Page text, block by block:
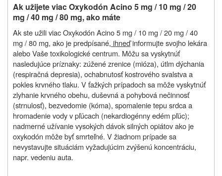
Ak užijete viac Oxykodón Acino 5 mg / 10 mg / 20
mg / 40 mg / 80 mg, ako máte
Ak ste užili viac Oxykodón Acino 5 mg / 10 mg / 20 mg / 40
mg / 80 mg, ako je predpísané, ihneďinformujte svojho lekára
alebo Vaše toxikologické centrum. Môžu sa vyskytnúť
nasledujúce príznaky: zúžené zrenice (mióza), útlm dýchania
(respiračná depresia), ochabnutosť kostrového svalstva a
pokles krvného tlaku. V ťažkých prípadoch sa môže vyskytnúť
zlyhanie krvného obehu, duševná a pohybová nečinnosť
(strnulosť), bezvedomie (kóma), spomalenie tepu srdca a
hromadenie vody v pľúcach (nekardiogénny edém pľúc);
nadmerné užívanie vysokých dávok silných opiátov ako je
oxykodón môže byť smrteľné. V žiadnom prípade sa
nevystavujte situáciám vyžadujúcim zvýšenú koncentráciu,
napr. vedeniu auta.